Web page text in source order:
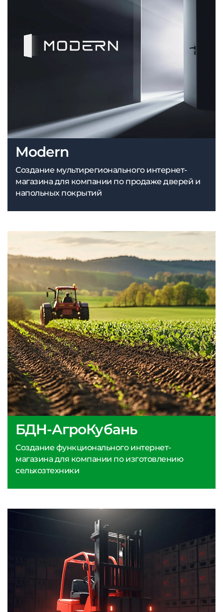
БДН-АгроКубань
Создание функционального интернет-
магазина для компании по изготовлению
сельхозтехники
Modern
Создание мультирегионального интернет-
магазина для компании по продаже дверей и
напольных покрытий